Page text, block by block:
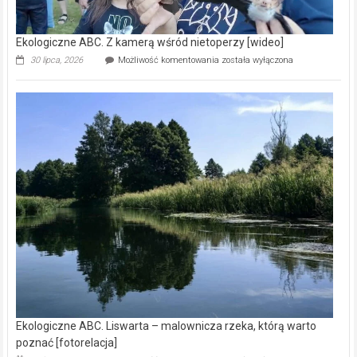
Ekologiczne ABC. Z kamerą wśród nietoperzy [wideo]
30 lipca, 2026 Możliwość komentowania Ekologiczne
kamerą
wśród
została wyłączona
Ekologiczne ABC. Liswarta – malownicza rzeka, którą warto
poznać [fotorelacja]